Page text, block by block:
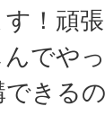
！頑
でや
きる